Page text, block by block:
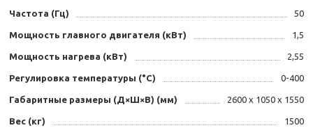
Частота (Гц) 50
Мощность главного двигателя (кВт) 1,5
Мощность нагрева (кВт) 2,55
Регулировка температуры (°С) 0-400
Габаритные размеры (Д×Ш×В) (мм) 2600 x 1050 x 1550
Вес (кг) 1500